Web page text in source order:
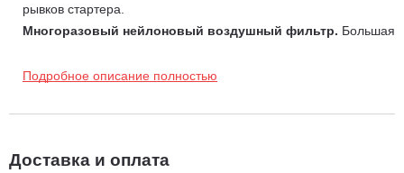
рывков стартера.
Многоразовый нейлоновый воздушный фильтр. Большая
воздуха в карбюратор и позволяет увеличивать интервал
Алюминиевый автоматический/регулируемый масляный
можете его изменить при помощи регулировочного винта в
Подробное описание полностью
Доставка и оплата